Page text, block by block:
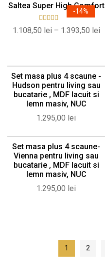
-14%
Saltea Super High Comfort
Evaluat la
1.108,50 lei – 1.393,50 lei
Set masa plus 4 scaune -
Hudson pentru living sau
bucatarie , MDF lacuit si
lemn masiv, NUC
1.295,00 lei
Set masa plus 4 scaune-
Vienna pentru living sau
bucatarie , MDF lacuit si
lemn masiv, NUC
1.295,00 lei
1 2